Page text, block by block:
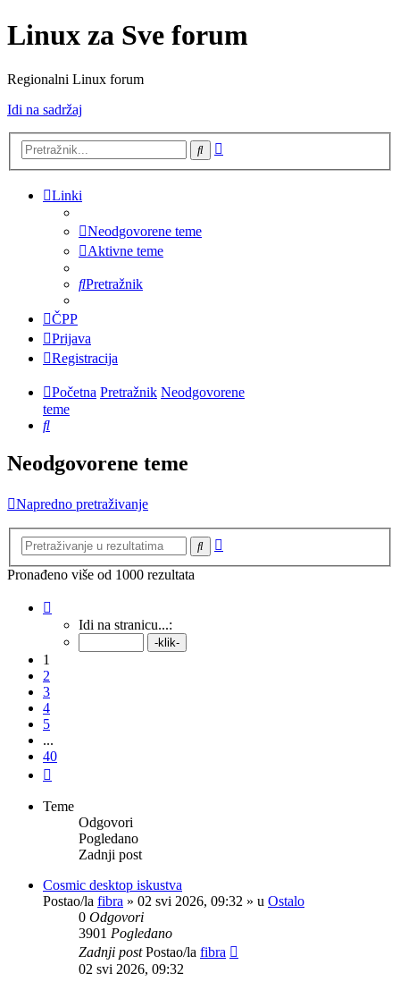
Linux za Sve forum
Regionalni Linux forum
Idi na sadržaj
Pretražnik
Linki
Neodgovorene teme
Aktivne teme
Pretražnik
ČPP
Prijava
Registracija
Početna Pretražnik Neodgovorene
teme
Pretražnik
Neodgovorene teme
Napredno pretraživanje
Pretražnik
Pronađeno više od 1000 rezultata
40 .Idi na stranicu...:
1
2
3
4
5
...
40
Teme
Odgovori
Pogledano
Zadnji post
Cosmic desktop iskustva
Postao/la fibra » 02 svi 2026, 09:32 » u Ostalo
0 Odgovori
3901 Pogledano
Zadnji postPostao/la fibra
02 svi 2026, 09:32